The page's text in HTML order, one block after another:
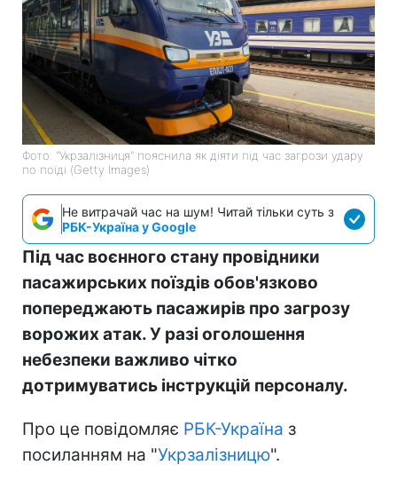
Фото: "Укрзалізниця" пояснила як діяти під час загрози удару
по поїді (Getty Images)
Не витрачай час на шум! Читай тільки суть з
РБК-Україна у Google
Під час воєнного стану провідники
пасажирських поїздів обов'язково
попереджають пасажирів про загрозу
ворожих атак. У разі оголошення
небезпеки важливо чітко
дотримуватись інструкцій персоналу.
Про це повідомляє РБК-Україна з
посиланням на "Укрзалізницю".